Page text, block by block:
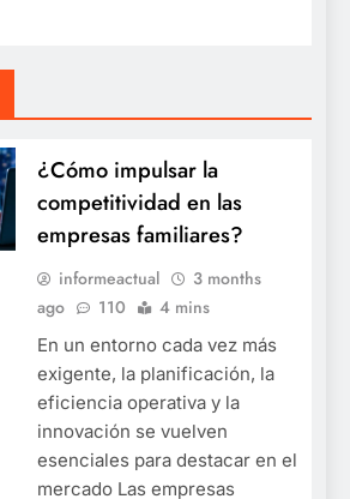
¿Cómo impulsar la
competitividad en las
empresas familiares?
informeactual
3 months
ago
110 4 mins
En un entorno cada vez más
exigente, la planificación, la
eficiencia operativa y la
innovación se vuelven
esenciales para destacar en el
mercado Las empresas